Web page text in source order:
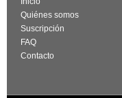
Quiénes somos
Suscripción
FAQ
Contacto